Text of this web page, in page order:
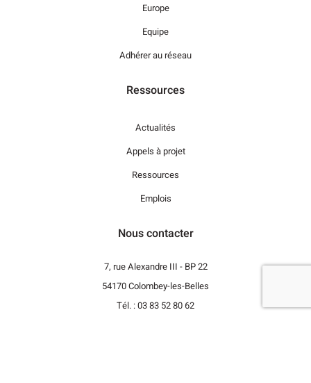
Europe
Equipe
Adhérer au réseau
Ressources
Actualités
Appels à projet
Ressources
Emplois
Nous contacter
7, rue Alexandre III - BP 22
54170 Colombey-les-Belles
Tél. : 03 83 52 80 62